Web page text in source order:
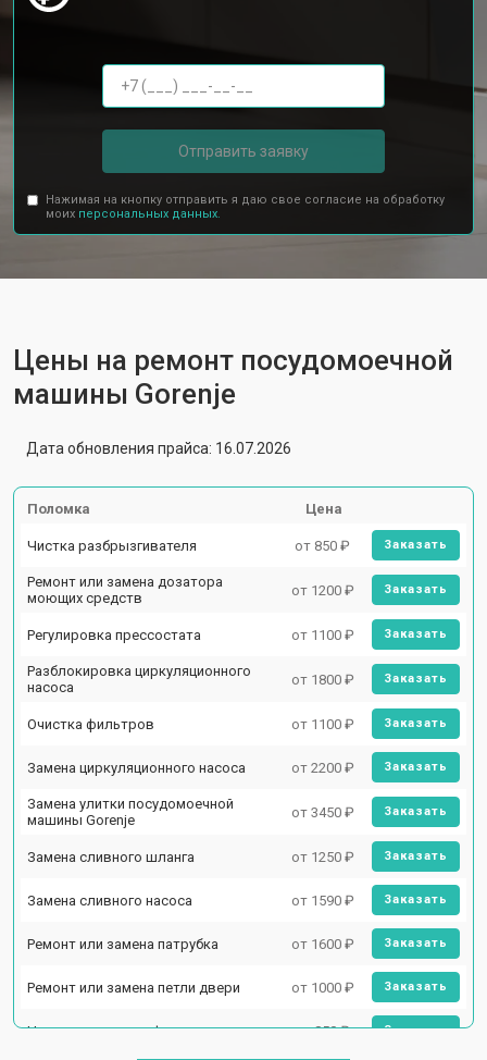
Отправить заявку
Нажимая на кнопку отправить я даю свое согласие на обработку
моих персональных данных.
Цены на ремонт посудомоечной
машины Gorenje
Дата обновления прайса: 16.07.2026
Поломка Цена
Чистка разбрызгивателя от 850 ₽ Заказать
Ремонт или замена дозатора
моющих средств
от 1200 ₽ Заказать
Регулировка прессостата от 1100 ₽ Заказать
Разблокировка циркуляционного
насоса
от 1800 ₽ Заказать
Очистка фильтров от 1100 ₽ Заказать
Замена циркуляционного насоса от 2200 ₽ Заказать
Замена улитки посудомоечной
машины Gorenje
от 3450 ₽ Заказать
Замена сливного шланга от 1250 ₽ Заказать
Замена сливного насоса от 1590 ₽ Заказать
Ремонт или замена патрубка от 1600 ₽ Заказать
Ремонт или замена петли двери от 1000 ₽ Заказать
Чистка заливного фильтра-сеточки от 850 ₽ Заказать